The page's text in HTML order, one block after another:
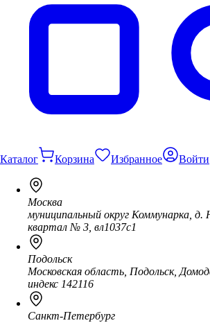
Каталог Корзина Избранное Войти
Москва
муниципальный округ Коммунарка, д.
квартал № 3, вл1037с1
Подольск
Московская область, Подольск,
индекс 142116
Санкт-Петербург